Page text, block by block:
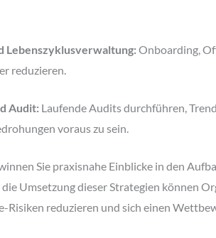
Lebenszyklusverwaltung: Onboarding,
reduzieren.
Audit: Laufende Audits durchführen,
voraus zu sein.
Sie praxisnahe Einblicke in den
Umsetzung dieser Strategien können
Risiken reduzieren und sich einen